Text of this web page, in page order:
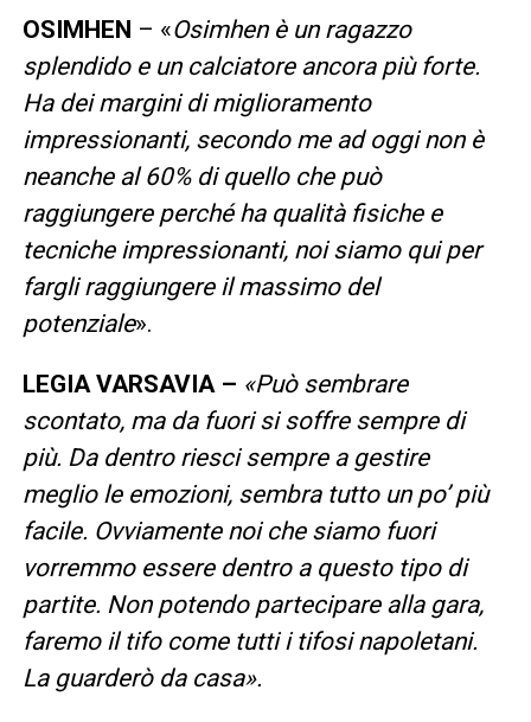
OSIMHEN – «Osimhen è un ragazzo
splendido e un calciatore ancora più forte.
Ha dei margini di miglioramento
impressionanti, secondo me ad oggi non è
neanche al 60% di quello che può
raggiungere perché ha qualità fisiche e
tecniche impressionanti, noi siamo qui per
fargli raggiungere il massimo del
potenziale».
LEGIA VARSAVIA – «Può sembrare
scontato, ma da fuori si soffre sempre di
più. Da dentro riesci sempre a gestire
meglio le emozioni, sembra tutto un po’ più
facile. Ovviamente noi che siamo fuori
vorremmo essere dentro a questo tipo di
partite. Non potendo partecipare alla gara,
faremo il tifo come tutti i tifosi napoletani.
La guarderò da casa».